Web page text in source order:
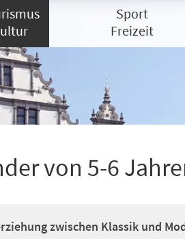
Sport
Freizeit
von 5-6
zwischen Klassik und